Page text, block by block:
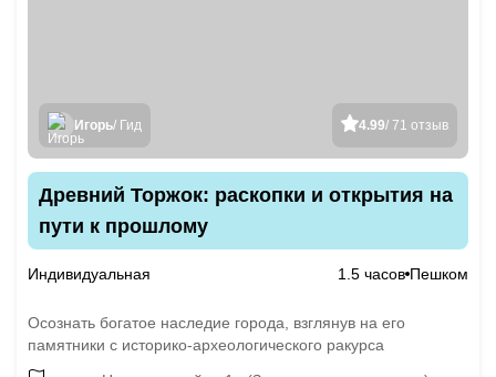
4.99/ 71 отзыв
Игорь/ Гид
Древний Торжок: раскопки и открытия на
пути к прошлому
Индивидуальная 1.5 часов Пешком
Осознать богатое наследие города, взглянув на его
памятники с историко-археологического ракурса